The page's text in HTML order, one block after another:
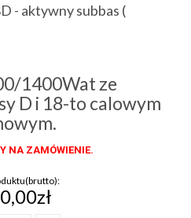
- aktywny subbas (
1400Wat ze
D i 18-to calowym
NA ZAMÓWIENIE.